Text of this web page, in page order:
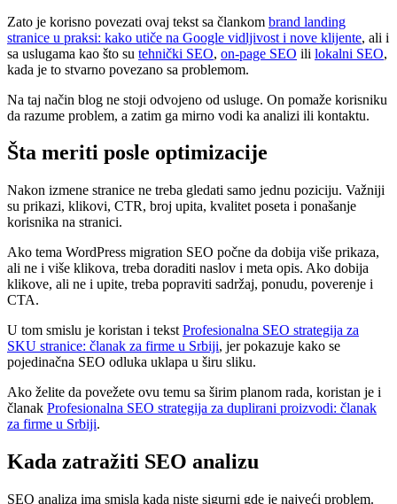
Zato je korisno povezati ovaj tekst sa člankom brand landing
stranice u praksi: kako utiče na Google vidljivost i nove klijente, ali i
sa uslugama kao što su tehnički SEO, on-page SEO ili lokalni SEO,
kada je to stvarno povezano sa problemom.
Na taj način blog ne stoji odvojeno od usluge. On pomaže korisniku
da razume problem, a zatim ga mirno vodi ka analizi ili kontaktu.
Šta meriti posle optimizacije
Nakon izmene stranice ne treba gledati samo jednu poziciju. Važniji
su prikazi, klikovi, CTR, broj upita, kvalitet poseta i ponašanje
korisnika na stranici.
Ako tema WordPress migration SEO počne da dobija više prikaza,
ali ne i više klikova, treba doraditi naslov i meta opis. Ako dobija
klikove, ali ne i upite, treba popraviti sadržaj, ponudu, poverenje i
CTA.
U tom smislu je koristan i tekst Profesionalna SEO strategija za
SKU stranice: članak za firme u Srbiji, jer pokazuje kako se
pojedinačna SEO odluka uklapa u širu sliku.
Ako želite da povežete ovu temu sa širim planom rada, koristan je i
članak Profesionalna SEO strategija za duplirani proizvodi: članak
za firme u Srbiji.
Kada zatražiti SEO analizu
SEO analiza ima smisla kada niste sigurni gde je najveći problem.